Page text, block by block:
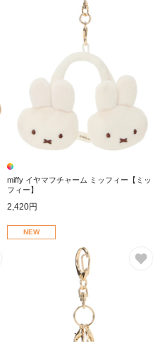
miffy イヤマフチャーム ミッフィー【ミッ
フィー】
2,420円
NEW